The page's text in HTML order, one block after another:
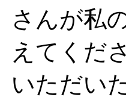
さんが私
えてくだ
いただい